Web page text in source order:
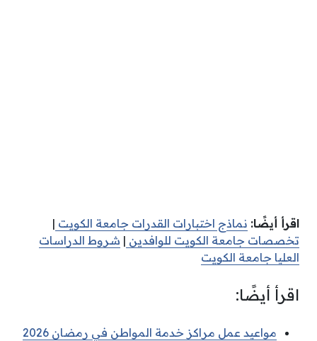
اقرأ أيضًا: نماذج اختبارات القدرات جامعة الكويت |
تخصصات جامعة الكويت للوافدين | شروط الدراسات
العليا جامعة الكويت
اقرأ أيضًا:
مواعيد عمل مراكز خدمة المواطن في رمضان 2026